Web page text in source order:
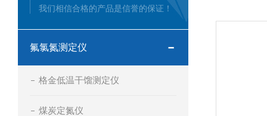
我们相信合格的产品是信誉的保证！
氟氯氮测定仪
格金低温干馏测定仪
煤炭定氮仪